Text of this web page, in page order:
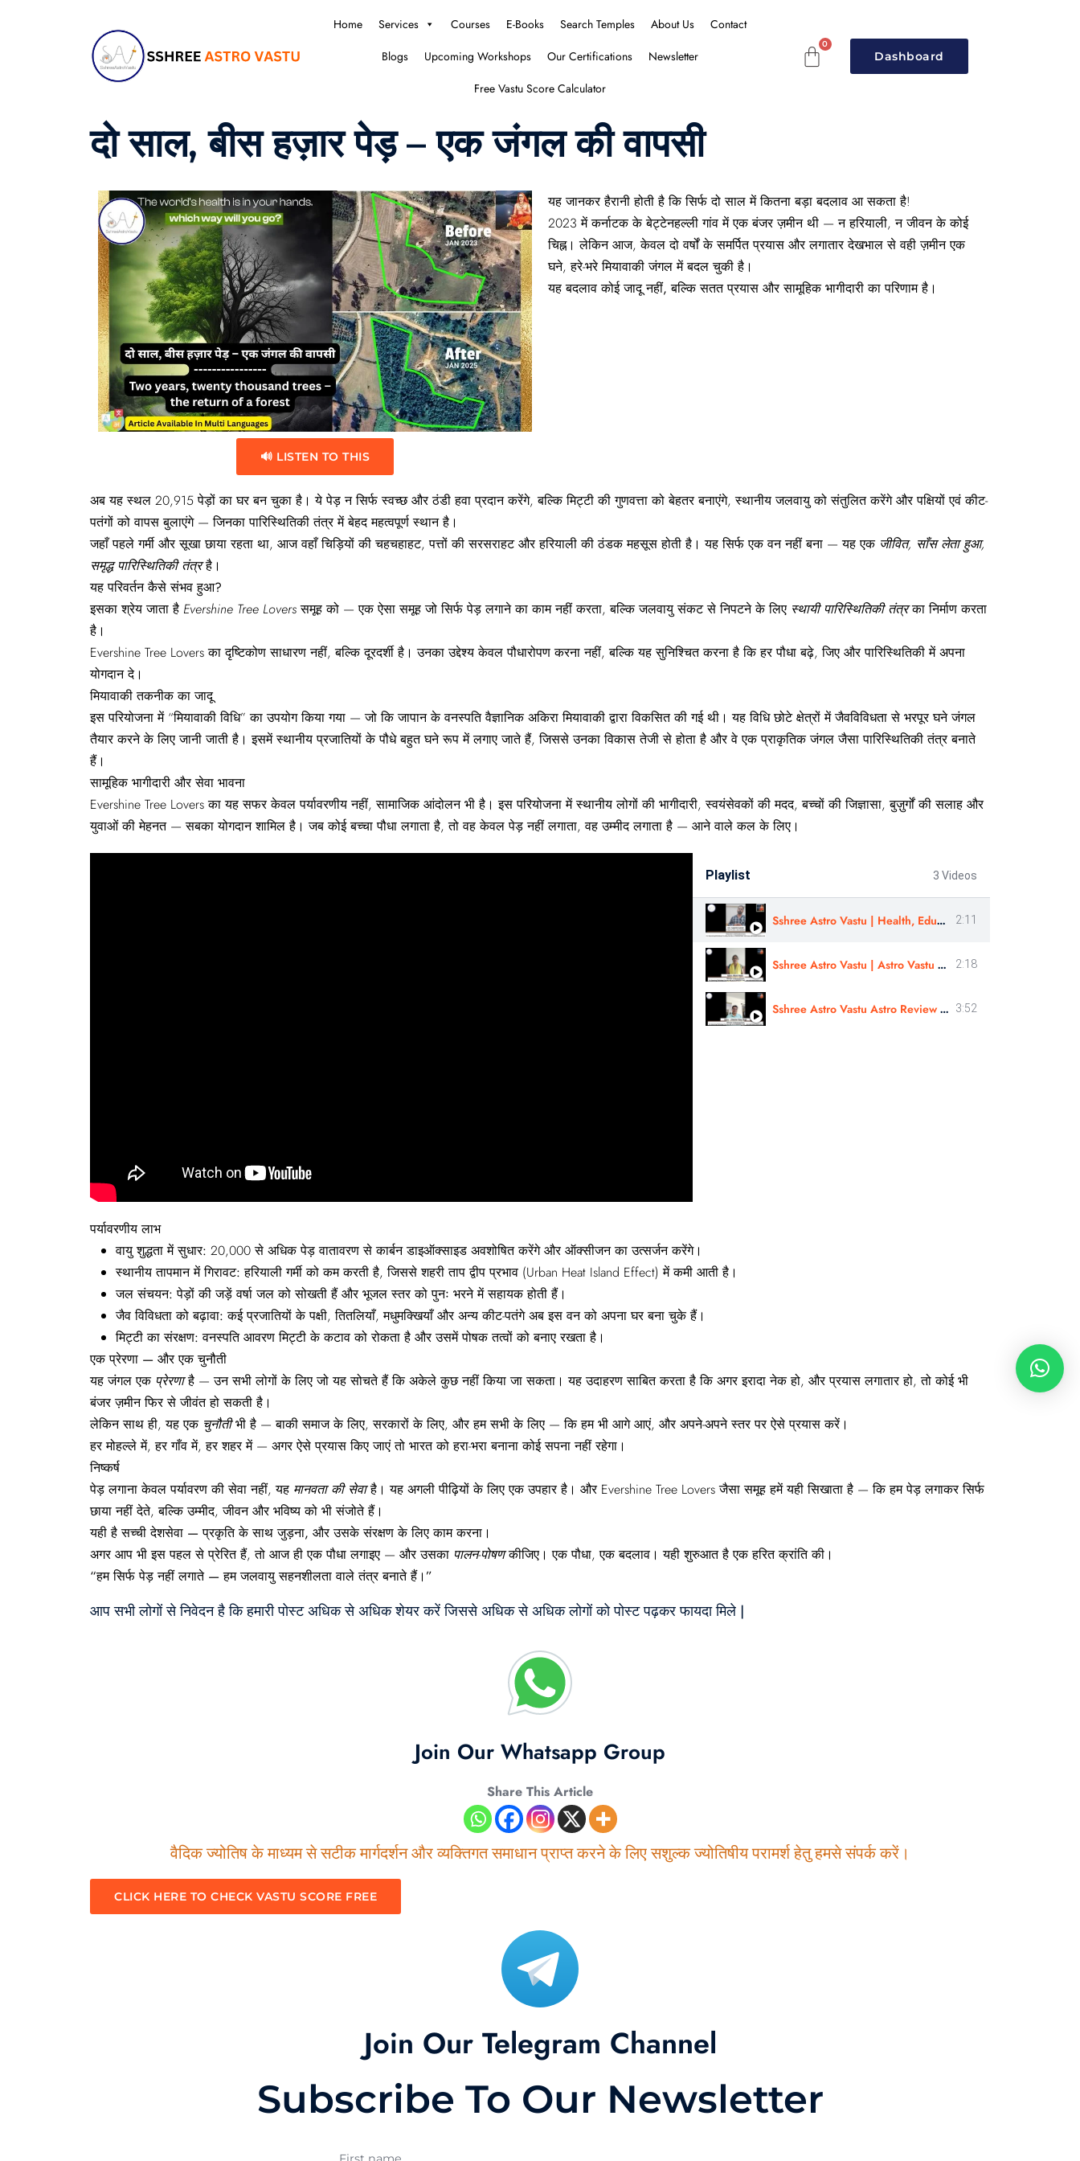
Home Services Courses E-Books Search Temples About Us
Contact
Blogs
Upcoming Workshops Our Certifications
Newsletter
Free Vastu Score Calculator
Dashboard
दो साल, बीस हज़ार पेड़ – एक जंगल की वापसी
🔊 LISTEN TO THIS
यह जानकर हैरानी होती है कि सिर्फ दो साल में कितना बड़ा बदलाव आ सकता है!
2023 में कर्नाटक के बेट्टेनहल्ली गांव में एक बंजर ज़मीन थी — न हरियाली, न जीवन के कोई
चिह्न। लेकिन आज, केवल दो वर्षों के समर्पित प्रयास और लगातार देखभाल से वही ज़मीन एक
घने, हरे-भरे मियावाकी जंगल में बदल चुकी है।
यहबदलावकोईजादूनहीं,बल्किसततप्रयास औरसामूहिकभागीदारीकापरिणामहै।
अब यह स्थल 20,915 पेड़ों का घर बन चुका है। ये पेड़ न सिर्फ स्वच्छ और ठंडी हवा प्रदान करेंगे, बल्कि मिट्टी की गुणवत्ता को बेहतर बनाएंगे, स्थानीय जलवायु को संतुलित करेंगे और पक्षियों एवं कीट-
पतंगों को वापस बुलाएंगे — जिनका पारिस्थितिकी तंत्र में बेहद महत्वपूर्ण स्थान है।
जहाँ पहले गर्मी और सूखा छाया रहता था, आज वहाँ चिड़ियों की चहचहाहट, पत्तों की सरसराहट और हरियाली की ठंडक महसूस होती है। यह सिर्फ एक वन नहीं बना — यह एक जीवित, साँसलेताहुआ,
समृद्धपारिस्थितिकीतंत्रहै।
यहपरिवर्तनकैसेसंभवहुआ?
इसका श्रेय जाता है Evershine Tree Loversसमूह को — एक ऐसा समूह जो सिर्फ पेड़ लगाने का काम नहीं करता, बल्कि जलवायु संकट से निपटने के लिए स्थायीपारिस्थितिकीतंत्रका निर्माण करता
है।
Evershine Tree Lovers का दृष्टिकोण साधारण नहीं, बल्कि दूरदर्शी है। उनका उद्देश्य केवल पौधारोपण करना नहीं, बल्कि यह सुनिश्चित करना है कि हर पौधा बढ़े, जिए और पारिस्थितिकी में अपना
योगदान दे।
मियावाकीतकनीककाजादू
इस परियोजना में “मियावाकी विधि” का उपयोग किया गया — जो कि जापान के वनस्पति वैज्ञानिक अकिरा मियावाकी द्वारा विकसित की गई थी। यह विधि छोटे क्षेत्रों में जैवविविधता से भरपूर घने जंगल
तैयार करने के लिए जानी जाती है। इसमें स्थानीय प्रजातियों के पौधे बहुत घने रूप में लगाए जाते हैं, जिससे उनका विकास तेजी से होता है और वे एक प्राकृतिक जंगल जैसा पारिस्थितिकी तंत्र बनाते
हैं।
सामूहिकभागीदारी औरसेवा भावना
Evershine Tree Lovers का यह सफर केवल पर्यावरणीय नहीं, सामाजिक आंदोलन भी है। इस परियोजना में स्थानीय लोगों की भागीदारी, स्वयंसेवकों की मदद, बच्चों की जिज्ञासा, बुज़ुर्गों की सलाह और
युवाओं की मेहनत — सबका योगदान शामिल है। जब कोई बच्चा पौधा लगाता है, तो वह केवल पेड़ नहीं लगाता, वह उम्मीद लगाता है — आने वाले कल के लिए।
Playlist 3 Videos
Sshree Astro Vastu | Health, Education, Job, Career Resolved | ER. CHAKOR SURVE 2:11
Sshree Astro Vastu | Astro Vastu Workshop | Review | Astro Bhumi patel | In Gujarati 2:18
Sshree Astro Vastu Astro Review | Business Consultation |Astro - Jitendra Vijay Singh Ji In Hindi 3:52
पर्यावरणीयलाभ
वायुशुद्धतामेंसुधार: 20,000 से अधिक पेड़ वातावरण से कार्बन डाइऑक्साइड अवशोषित करेंगे और ऑक्सीजन का उत्सर्जन करेंगे।
स्थानीयतापमानमेंगिरावट: हरियाली गर्मी को कम करती है, जिससे शहरी ताप द्वीप प्रभाव (Urban Heat Island Effect) में कमी आती है।
जलसंचयन: पेड़ों की जड़ें वर्षा जल को सोखती हैं और भूजल स्तर को पुनः भरने में सहायक होती हैं।
जैवविविधताकोबढ़ावा: कई प्रजातियों के पक्षी, तितलियाँ, मधुमक्खियाँ और अन्य कीट-पतंगे अब इस वन को अपना घर बना चुके हैं।
मिट्टीकासंरक्षण: वनस्पति आवरण मिट्टी के कटाव को रोकता है और उसमें पोषक तत्वों को बनाए रखता है।
एकप्रेरणा — औरएकचुनौती
यह जंगल एक प्रेरणाहै — उन सभी लोगों के लिए जो यह सोचते हैं कि अकेले कुछ नहीं किया जा सकता। यह उदाहरण साबित करता है कि अगर इरादा नेक हो, और प्रयास लगातार हो, तो कोई भी
बंजर ज़मीन फिर से जीवंत हो सकती है।
लेकिन साथ ही, यह एक चुनौतीभी है — बाकी समाज के लिए, सरकारों के लिए, और हम सभी के लिए — कि हम भी आगे आएं, और अपने-अपने स्तर पर ऐसे प्रयास करें।
हर मोहल्ले में, हर गाँव में, हर शहर में — अगर ऐसे प्रयास किए जाएं तो भारत को हरा-भरा बनाना कोई सपना नहीं रहेगा।
निष्कर्ष
पेड़ लगाना केवल पर्यावरण की सेवा नहीं, यह मानवताकीसेवाहै। यह अगली पीढ़ियों के लिए एक उपहार है। और Evershine Tree Lovers जैसा समूह हमें यही सिखाता है — कि हम पेड़ लगाकर सिर्फ
छाया नहीं देते, बल्कि उम्मीद, जीवन और भविष्य को भी संजोते हैं।
यहीहैसच्चीदेशसेवा —प्रकृतिकेसाथजुड़ना, औरउसकेसंरक्षणकेलिएकामकरना।
अगर आप भी इस पहल से प्रेरित हैं, तो आज ही एक पौधा लगाइए — और उसका पालन-पोषणकीजिए। एक पौधा, एक बदलाव। यही शुरुआत है एक हरित क्रांति की।
“हमसिर्फपेड़नहींलगाते —हमजलवायुसहनशीलतावालेतंत्रबनातेहैं।”
आप सभी लोगों से निवेदन है कि हमारी पोस्ट अधिक से अधिक शेयर करें जिससे अधिक से अधिक लोगों को पोस्ट पढ़कर फायदा मिले |
Join Our Whatsapp Group
Share This Article
वैदिक ज्योतिष के माध्यम से सटीक मार्गदर्शन और व्यक्तिगत समाधान प्राप्त करने के लिए सशुल्क ज्योतिषीय परामर्श हेतु हमसे संपर्क करें।
CLICK HERE TO CHECK VASTU SCORE FREE
Join Our Telegram Channel
Subscribe To Our Newsletter